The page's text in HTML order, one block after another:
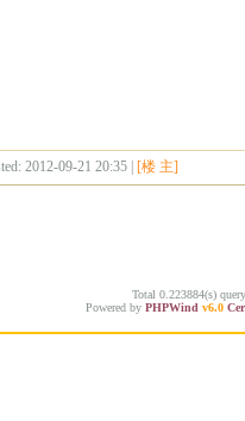
2012-09-21 20:35 | [楼 主]
Total 0.223884(s)
Powered by PHPWind v6.0